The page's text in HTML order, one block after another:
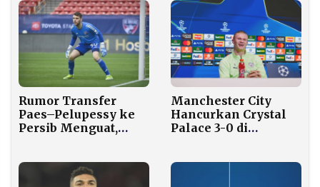
Rumor Transfer
Paes–Pelupessy ke
Persib Menguat,
Manchester City
Hancurkan Crystal
Palace 3-0 di